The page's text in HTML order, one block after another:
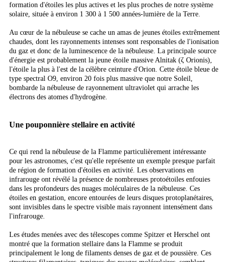
formation d'étoiles les plus actives et les plus proches de notre système
solaire, située à environ 1 300 à 1 500 années-lumière de la Terre.
Au cœur de la nébuleuse se cache un amas de jeunes étoiles extrêmement
chaudes, dont les rayonnements intenses sont responsables de l'ionisation
du gaz et donc de la luminescence de la nébuleuse. La principale source
d'énergie est probablement la jeune étoile massive Alnitak (ζ Orionis),
l'étoile la plus à l'est de la célèbre ceinture d'Orion. Cette étoile bleue de
type spectral O9, environ 20 fois plus massive que notre Soleil,
bombarde la nébuleuse de rayonnement ultraviolet qui arrache les
électrons des atomes d'hydrogène.
Une pouponnière stellaire en activité
Ce qui rend la nébuleuse de la Flamme particulièrement intéressante
pour les astronomes, c'est qu'elle représente un exemple presque parfait
de région de formation d'étoiles en activité. Les observations en
infrarouge ont révélé la présence de nombreuses protoétoiles enfouies
dans les profondeurs des nuages moléculaires de la nébuleuse. Ces
étoiles en gestation, encore entourées de leurs disques protoplanétaires,
sont invisibles dans le spectre visible mais rayonnent intensément dans
l'infrarouge.
Les études menées avec des télescopes comme Spitzer et Herschel ont
montré que la formation stellaire dans la Flamme se produit
principalement le long de filaments denses de gaz et de poussière. Ces